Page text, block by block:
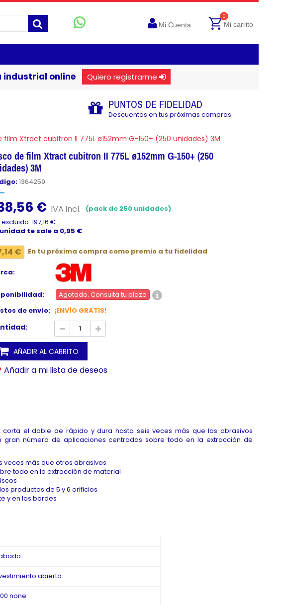
Mi Cuenta
0
Mi carrito
industrial online Quiero registrarme
PUNTOS DE FIDELIDAD
Descuentos en tus próximas compras
film Xtract cubitron II 775L ø152mm G-150+ (250 unidades) 3M
de film Xtract cubitron II 775L ø152mm G-150+ (250
3M
1364259
€ IVA incl.
(pack de 250 unidades)
excluido: 197,16 €
te sale a 0,95 €
€ En tu próxima compra como premio a tu fidelidad
Agotado. Consulta tu plazo
de envío: ¡ENVÍO GRATIS!
AÑADIR AL CARRITO
Añadir a mi lista de deseos
corta el doble de rápido y dura hasta seis veces más que los abrasivos
número de aplicaciones centradas sobre todo en la extracción de
veces más que otros abrasivos
todo en la extracción de material
productos de 5 y 6 orificios
y en los bordes
abierto
none